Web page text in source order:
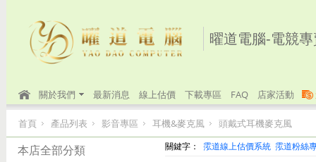
曜道電腦-電競
關於我們 最新消息 線上估價 下載專區 FAQ 店家活動
首頁 產品列表 影音專區 耳機&麥克風 頭戴式耳機麥克風
本店全部分類
關鍵字： 霐道線上估價系統 霐道粉絲